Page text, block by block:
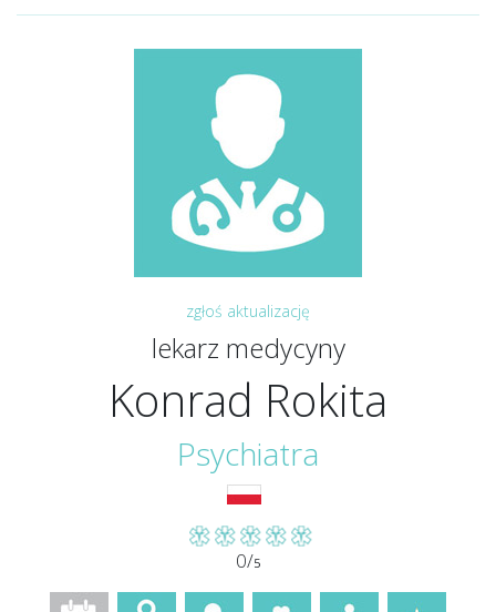
zgłoś aktualizację
lekarz medycyny
Konrad Rokita
Psychiatra
0/5